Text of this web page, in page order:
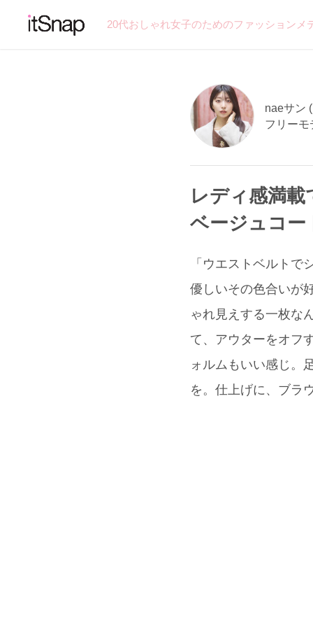
20代おしゃれ女子のためのファッション
naeサン
フリーモ
レディ感満
ベージュコー
「ウエストベルト
優しいその色合いが
ゃれ見えする一枚な
て、アウターをオフ
ォルムもいい感じ。
を。仕上げに、ブラ